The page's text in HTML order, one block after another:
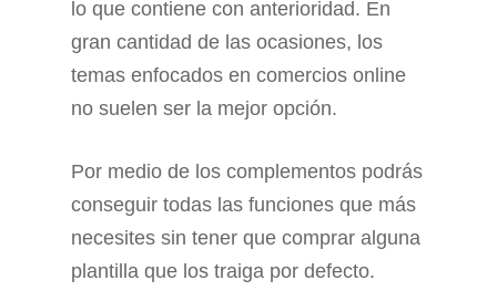
lo que contiene con anterioridad. En
gran cantidad de las ocasiones, los
temas enfocados en comercios online
no suelen ser la mejor opción.
Por medio de los complementos podrás
conseguir todas las funciones que más
necesites sin tener que comprar alguna
plantilla que los traiga por defecto.